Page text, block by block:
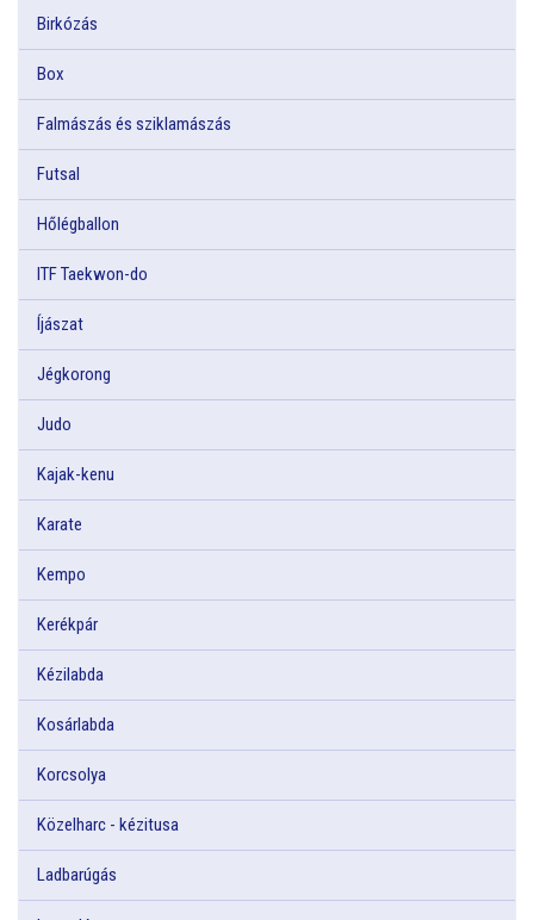
Birkózás
Box
Falmászás és sziklamászás
Futsal
Hőlégballon
ITF Taekwon-do
Íjászat
Jégkorong
Judo
Kajak-kenu
Karate
Kempo
Kerékpár
Kézilabda
Kosárlabda
Korcsolya
Közelharc - kézitusa
Ladbarúgás